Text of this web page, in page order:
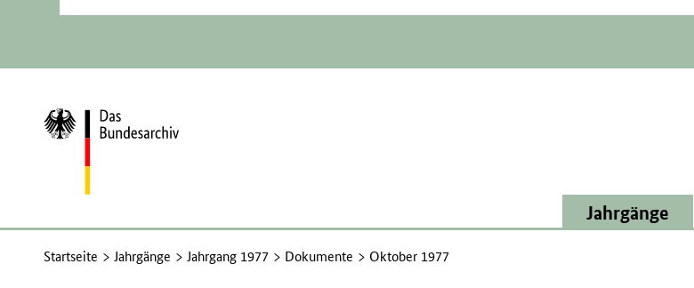
Zur
Startseite
Jahrgänge
Startseite Jahrgänge Jahrgang 1977 Dokumente Oktober 1977